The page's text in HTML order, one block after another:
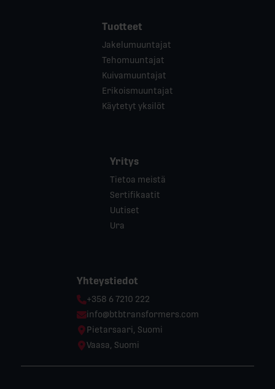
Tuotteet
Jakelumuuntajat
Tehomuuntajat
Kuivamuuntajat
Erikoismuuntajat
Käytetyt yksilöt
Yritys
Tietoa meistä
Sertifikaatit
Uutiset
Ura
Yhteystiedot
Phone:
+358 6 7210 222
Email:
info@btbtransformers.com
Location:
Pietarsaari, Suomi
Location:
Vaasa, Suomi